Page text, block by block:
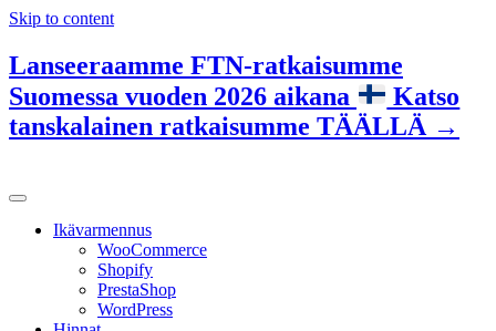
Skip to content
Lanseeraamme FTN-ratkaisumme
Suomessa vuoden 2026 aikana
Katso
tanskalainen ratkaisumme TÄÄLLÄ →
Ikävarmennus
WooCommerce
Shopify
PrestaShop
WordPress